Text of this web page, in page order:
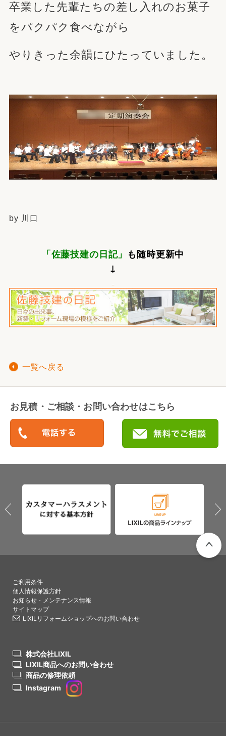
卒業した先輩たちの差し入れのお菓子
をパクパク食べながら
やりきった余韻にひたっていました。
by 川口
「佐藤技建の日記」 も随時更新中
↓
一覧へ戻る
お見積・ご相談・お問い合わせはこちら
ご利用条件
個人情報保護方針
お知らせ・メンテナンス情報
サイトマップ
LIXILリフォームショップへのお問い合わせ
株式会社LIXIL
LIXIL商品へのお問い合わせ
商品の修理依頼
Instagram